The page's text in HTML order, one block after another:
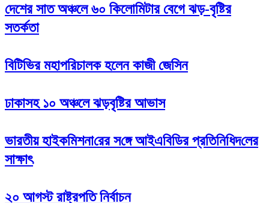
দেশের সাত অঞ্চলে ৬০ কিলোমিটার বেগে ঝড়-বৃষ্টির
সতর্কতা
বিটিভির মহাপরিচালক হলেন কাজী জেসিন
ঢাকাসহ ১০ অঞ্চলে ঝড়বৃষ্টির আভাস
ভারতীয় হাইক‌মিশনা‌রের স‌ঙ্গে আইএবিডির প্রতি‌নি‌ধিদ‌লের
সাক্ষাৎ
২০ আগস্ট রাষ্ট্রপতি নির্বাচন